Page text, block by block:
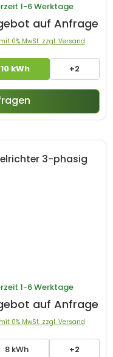
10 kWh +2
1-6 Werktage
auf Anfrage
0% MwSt. zzgl. Versand
3-phasig
8 kWh +2
1-6 Werktage
auf Anfrage
0% MwSt. zzgl. Versand